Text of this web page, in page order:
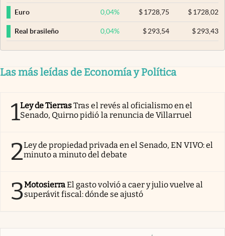
Euro 0,04% $ 1728,75 $1728,02
Real brasileño 0,04% $ 293,54 $293,43
Las más leídas de Economía y Política
1Ley de TierrasTras el revés al oficialismo en el
Senado, Quirno pidió la renuncia de Villarruel
2Ley de propiedad privada en el Senado, EN VIVO: el
minuto a minuto del debate
3MotosierraEl gasto volvió a caer y julio vuelve al
superávit fiscal: dónde se ajustó